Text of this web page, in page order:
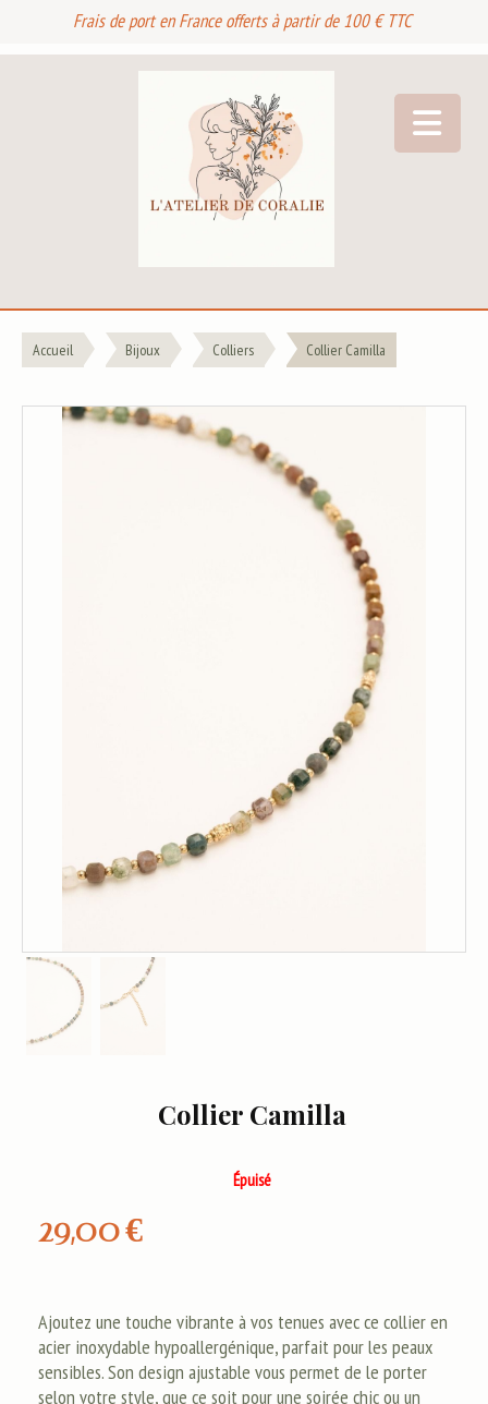
Frais de port en France offerts à partir de 100 € TTC
Accueil Bijoux Colliers Collier Camilla
Collier Camilla
29,00€
Épuisé
Ajoutez une touche vibrante à vos tenues avec ce collier en
acier inoxydable hypoallergénique, parfait pour les peaux
sensibles. Son design ajustable vous permet de le porter
selon votre style, que ce soit pour une soirée chic ou un